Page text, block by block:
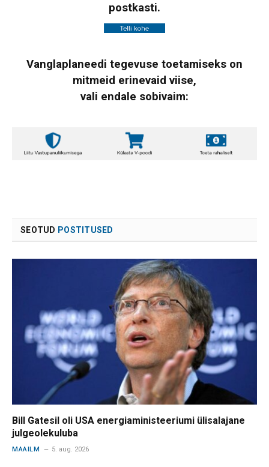
postkasti.
Vanglaplaneedi tegevuse toetamiseks on
mitmeid erinevaid viise,
vali endale sobivaim:
SEOTUD POSTITUSED
Bill Gatesil oli USA energiaministeeriumi ülisalajane
julgeolekuluba
MAAILM 5. aug. 2026